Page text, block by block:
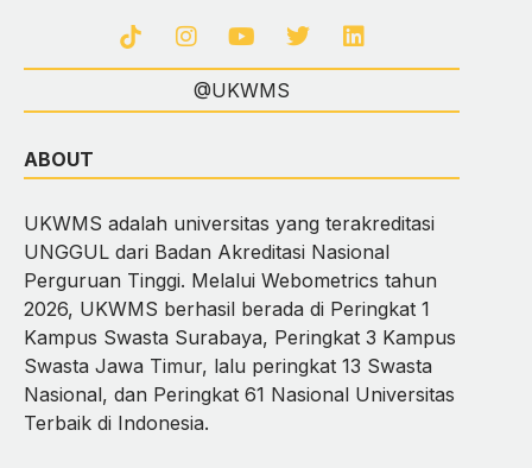
@UKWMS
ABOUT
UKWMS adalah universitas yang terakreditasi
UNGGUL dari Badan Akreditasi Nasional
Perguruan Tinggi. Melalui Webometrics tahun
2026, UKWMS berhasil berada di Peringkat 1
Kampus Swasta Surabaya, Peringkat 3 Kampus
Swasta Jawa Timur, lalu peringkat 13 Swasta
Nasional, dan Peringkat 61 Nasional Universitas
Terbaik di Indonesia.